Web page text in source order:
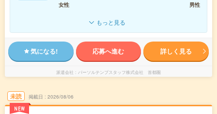
女性
男性
もっと見る
気になる! 応募へ進む 詳しく見る
派遣会社 パーソルテンプスタッフ株式会社 首都圏
未読
NEW
掲載日 2026/08/06